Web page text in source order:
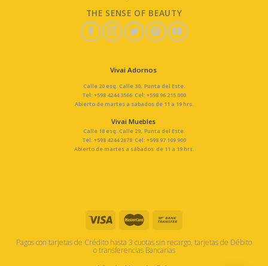
THE SENSE OF BEAUTY
Vivai Adornos
Calle 20 esq. Calle 30, Punta del Este.
Tel: +598 4244 3566 Cel: +598 96 215 000
Abierto de martes a sabados de 11 a 19 hrs.
Vivai Muebles
Calle 18 esq. Calle 29, Punta del Este.
Tel: +598 4244 2678 Cel: +598 97 109 900
Abierto de martes a sábados de 11 a 19 hrs.
Pagos con tarjetas de Crédito hasta 3 cuotas sin recargo, tarjetas de Débito
o transferencias Bancarias